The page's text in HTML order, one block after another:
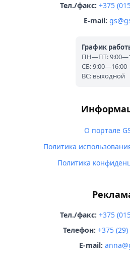
Тел./факс: +375
E-mail:
График
ПН—ПТ:
СБ: 9:00—16:00
ВС: выходной
О портале
Политика
Политика
Тел./факс: +375
Телефон: +375
E-mail: